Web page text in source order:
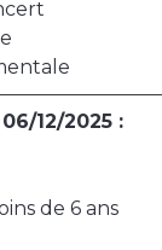
12/2025 :
de 6 ans